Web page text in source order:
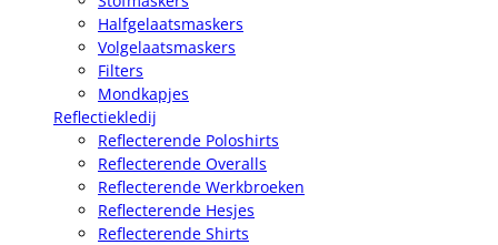
Halfgelaatsmaskers
Volgelaatsmaskers
Filters
Mondkapjes
Reflectiekledij
Reflecterende Poloshirts
Reflecterende Overalls
Reflecterende Werkbroeken
Reflecterende Hesjes
Reflecterende Shirts